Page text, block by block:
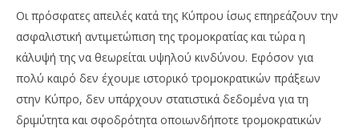
Οι πρόσφατες απειλές κατά της Κύπρου ίσως επηρεάζουν την
ασφαλιστική αντιμετώπιση της τρομοκρατίας και τώρα η
κάλυψή της να θεωρείται υψηλού κινδύνου. Εφόσον για
πολύ καιρό δεν έχουμε ιστορικό τρομοκρατικών πράξεων
στην Κύπρο, δεν υπάρχουν στατιστικά δεδομένα για τη
δριμύτητα και σφοδρότητα οποιωνδήποτε τρομοκρατικών